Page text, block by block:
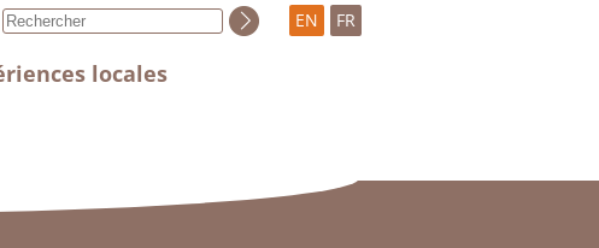
locales
EN FR